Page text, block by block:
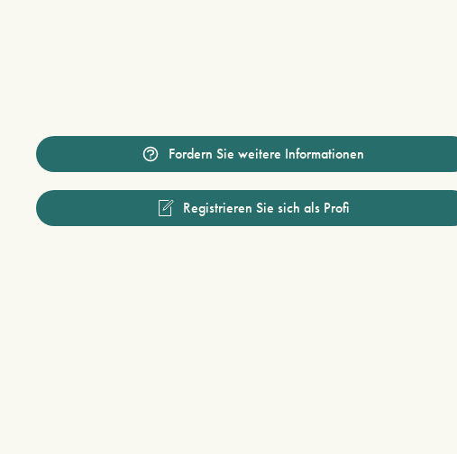
Fordern Sie weitere Informationen
Registrieren Sie sich als Profi